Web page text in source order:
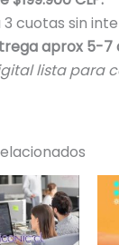
3 cuotas sin
aprox 5-7
lista para